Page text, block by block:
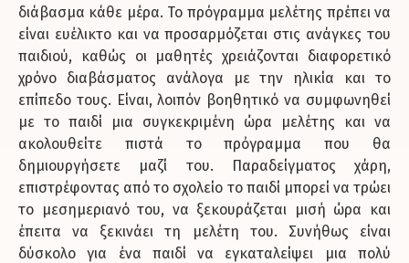
διάβασμα κάθε μέρα. Το πρόγραμμα μελέτης πρέπει να
είναι ευέλικτο και να προσαρμόζεται στις ανάγκες του
παιδιού, καθώς οι μαθητές χρειάζονται διαφορετικό
χρόνο διαβάσματος ανάλογα με την ηλικία και το
επίπεδο τους. Είναι, λοιπόν βοηθητικό να συμφωνηθεί
με το παιδί μια συγκεκριμένη ώρα μελέτης και να
ακολουθείτε πιστά το πρόγραμμα που θα
δημιουργήσετε μαζί του. Παραδείγματος χάρη,
επιστρέφοντας από το σχολείο το παιδί μπορεί να τρώει
το μεσημεριανό του, να ξεκουράζεται μισή ώρα και
έπειτα να ξεκινάει τη μελέτη του. Συνήθως είναι
δύσκολο για ένα παιδί να εγκαταλείψει μια πολύ